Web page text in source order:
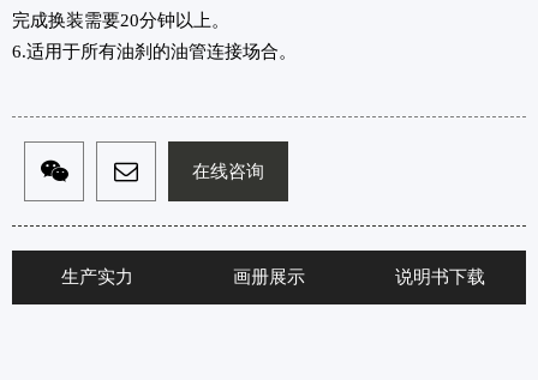
完成换装需要20分钟以上。
6.适用于所有油刹的油管连接场合。
在线咨询
生产实力 画册展示 说明书下载